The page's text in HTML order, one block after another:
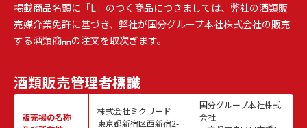
掲載商品名頭に「L」のつく商品につきましては、弊社の酒類販
売媒介業免許に基づき、弊社が国分グループ本社株式会社の販売
する酒類商品の注文を取次ぎます。
酒類販売管理者標識
販売場の名称
株式会社ミクリード
東京都新宿区西新宿2-
国分グループ本社株式
会社